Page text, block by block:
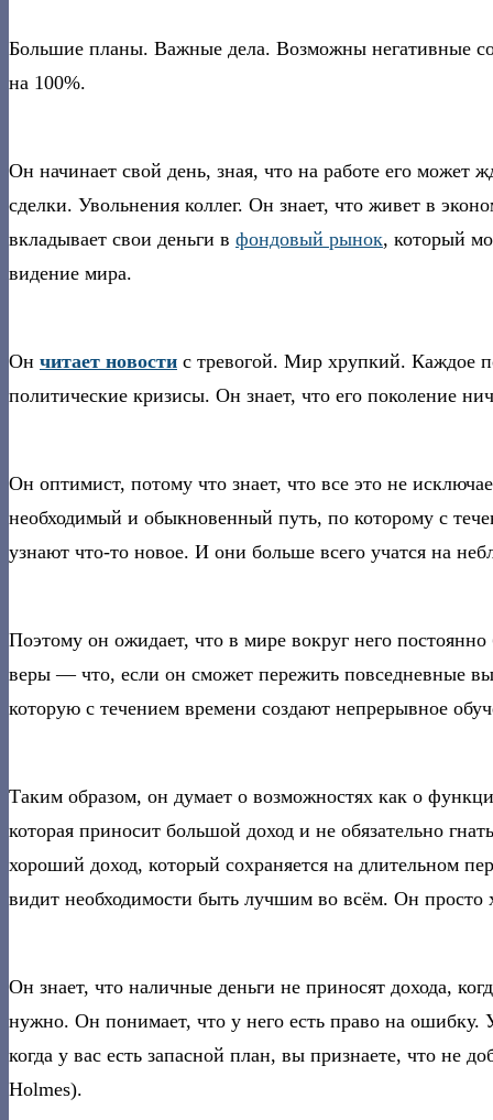
Большие планы. Важные дела. Возможны негативные
на 100%.
Он начинает свой день, зная, что на работе его может
сделки. Увольнения коллег. Он знает, что живет в
вкладывает свои деньги в фондовый рынок, который
видение мира.
Он читает новости с тревогой. Мир хрупкий. Каждое
политические кризисы. Он знает, что его поколение
Он оптимист, потому что знает, что все это не
необходимый и обыкновенный путь, по которому с
узнают что-то новое. И они больше всего учатся на
Поэтому он ожидает, что в мире вокруг него
веры — что, если он сможет пережить повседневные
которую с течением времени создают непрерывное
Таким образом, он думает о возможностях как о
которая приносит большой доход и не обязательно
хороший доход, который сохраняется на длительном
видит необходимости быть лучшим во всём. Он просто
Он знает, что наличные деньги не приносят дохода,
нужно. Он понимает, что у него есть право на ошибку.
когда у вас есть запасной план, вы признаете, что не
Holmes).